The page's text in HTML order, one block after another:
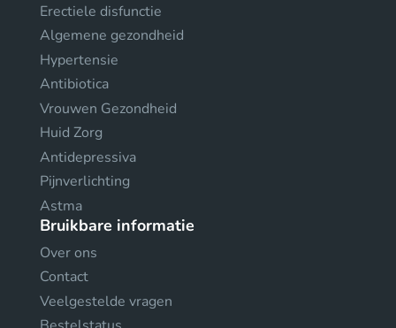
Erectiele disfunctie
Algemene gezondheid
Hypertensie
Antibiotica
Vrouwen Gezondheid
Huid Zorg
Antidepressiva
Pijnverlichting
Astma
Bruikbare informatie
Over ons
Contact
Veelgestelde vragen